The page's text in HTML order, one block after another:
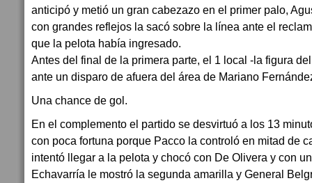
anticipó y metió un gran cabezazo en el primer palo,
con grandes reflejos la sacó sobre la línea ante el
que la pelota había ingresado.
Antes del final de la primera parte, el 1 local -la figura
ante un disparo de afuera del área de Mariano
Una chance de gol.
En el complemento el partido se desvirtuó a los 13
con poca fortuna porque Pacco la controló en mitad de
intentó llegar a la pelota y chocó con De Olivera y con
Echavarría le mostró la segunda amarilla y General